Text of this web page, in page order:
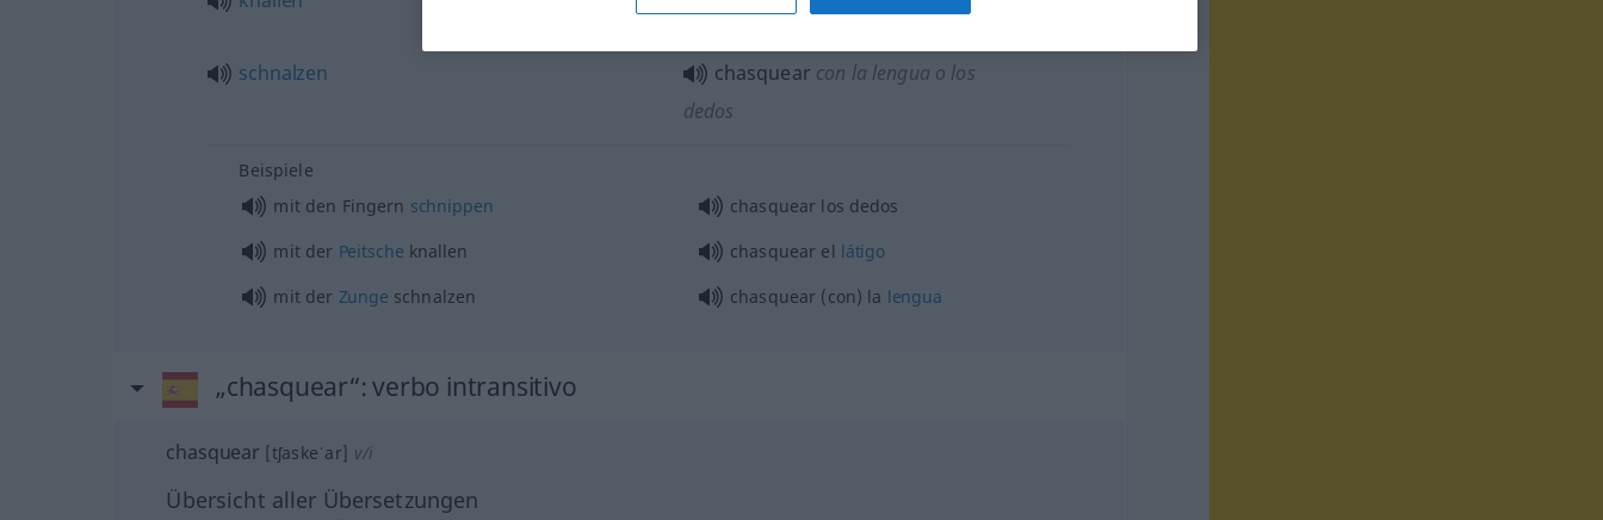
schnalzen chasquear con la lengua o los
dedos
Beispiele
mit den Fingern schnippen
chasquear los dedos
mit der Peitsche knallen chasquear el látigo
mit der Zunge schnalzen chasquear (con) la lengua
„chasquear“: verbo intransitivo
chasquear [tʃaskeˈar] v/i
Übersicht aller Übersetzungen